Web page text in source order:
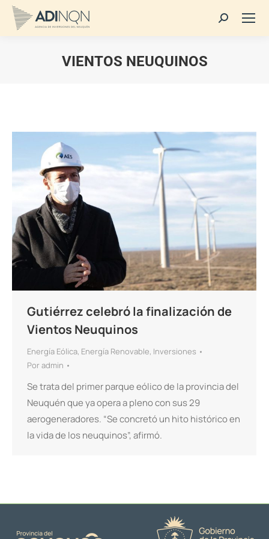
Buscar:
VIENTOS NEUQUINOS
Gutiérrez celebró la finalización de
Vientos Neuquinos
Energía Eólica, Energía Renovable, Inversiones
Poradmin
Se trata del primer parque eólico de la provincia del
Neuquén que ya opera a pleno con sus 29
aerogeneradores. “Se concretó un hito histórico en
la vida de los neuquinos”, afirmó.